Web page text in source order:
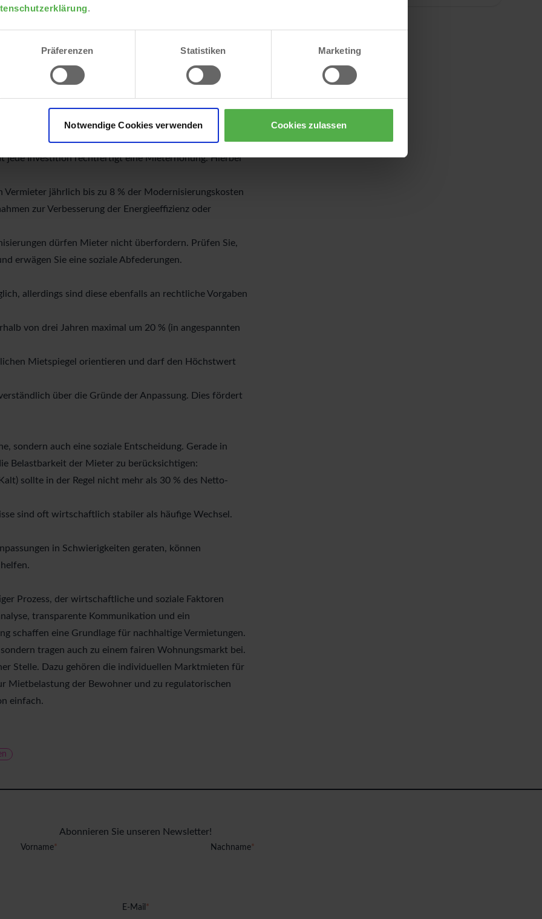
.
Präferenzen Statistiken Marketing
Notwendige Cookies verwenden Cookies zulassen
möchten, ohne die Mieterschaft zu überfordern.
aus der am Markt erzielbaren Miete und den oben
setzt laufende Investitionen voraus. Insbesondere
unumgänglich. Die damit verbundenen
und bieten die Möglichkeit, den Wohnwert zu
durchgeführt werden, sollten Siedie
jede Investition rechtfertigt eine Mieterhöhung. Hierbei
jährlich bis zu 8 % der Modernisierungskosten
zur Verbesserung der Energieeffizienz oder
dürfen Mieter nicht überfordern. Prüfen Sie,
erwägen Sie eine soziale Abfederungen.
allerdings sind diese ebenfalls an rechtliche Vorgaben
von drei Jahren maximal um 20 % (in angespannten
Mietspiegel orientieren und darf den Höchstwert
über die Gründe der Anpassung. Dies fördert
sondern auch eine soziale Entscheidung. Gerade in
Belastbarkeit der Mieter zu berücksichtigen:
sollte in der Regel nicht mehr als 30 % des Netto-
sind oft wirtschaftlich stabiler als häufige Wechsel.
in Schwierigkeiten geraten, können
Prozess, der wirtschaftliche und soziale Faktoren
transparente Kommunikation und ein
schaffen eine Grundlage für nachhaltige Vermietungen.
tragen auch zu einem fairen Wohnungsmarkt bei.
Stelle. Dazu gehören die individuellen Marktmieten für
Mietbelastung der Bewohner und zu regulatorischen
einfach.
Abonnieren Sie unseren Newsletter!
Vorname* Nachname*
E-Mail *